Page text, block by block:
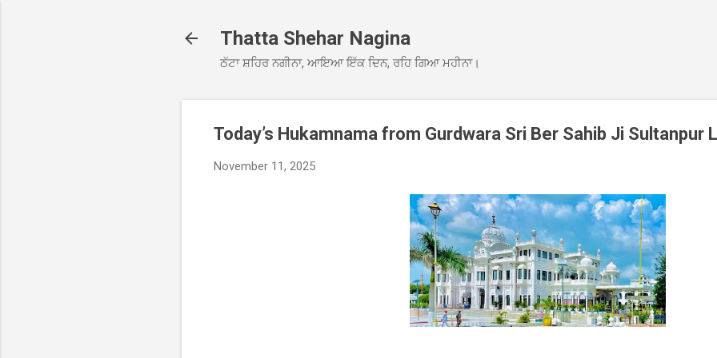
Thatta Shehar Nagina
ਠੱਟਾ ਸ਼ਹਿਰ ਨਗੀਨਾ, ਆਇਆ ਇੱਕ ਦਿਨ, ਰਹਿ ਗਿਆ ਮਹੀਨਾ।
Today’s Hukamnama from Gurdwara Sri Ber Sahib Ji Sultanpur
November 11, 2025